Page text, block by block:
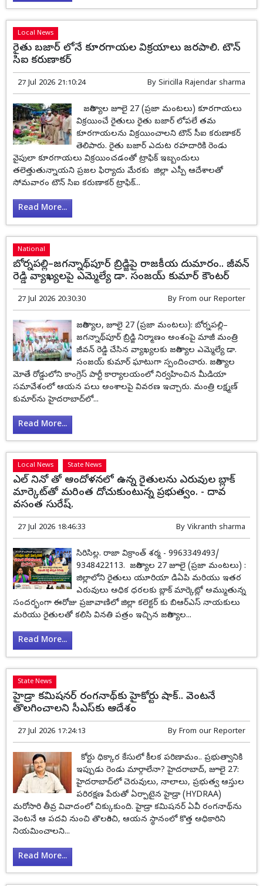
Local News
రైతు బజార్ లోనే కూరగాయల విక్రయాలు జరపాలి. టౌన్
సిఐ కరుణాకర్
27 Jul 2026 21:10:24 By Siricilla Rajendar sharma
జగిత్యాల జూలై 27 (ప్రజా మంటలు) కూరగాయలు
విక్రయించే రైతులు రైతు బజార్ లోపలే తమ
కూరగాయలను విక్రయించాలని టౌన్ సీఐ కరుణాకర్
తెలిపారు. రైతు బజార్ ఎదుట రహదారికి రెండు
వైపులా కూరగాయలు విక్రయించడంతో ట్రాఫిక్ ఇబ్బందులు
తలెత్తుతున్నాయని ప్రజల ఫిర్యాదు మేరకు జిల్లా ఎస్పీ ఆదేశాలతో
సోమవారం టౌన్ సిఐ కరుణాకర్ ట్రాఫిక్...
Read More...
National
బోర్నపల్లి–జగన్నాథ్‌పూర్ బ్రిడ్జిపై రాజకీయ దుమారం.. జీవన్
రెడ్డి వ్యాఖ్యలపై ఎమ్మెల్యే డా. సంజయ్ కుమార్ కౌంటర్
27 Jul 2026 20:30:30 By From our Reporter
జగిత్యాల, జూలై 27 (ప్రజా మంటలు): బోర్నపల్లి–
జగన్నాథ్‌పూర్ బ్రిడ్జి నిర్మాణం అంశంపై మాజీ మంత్రి
జీవన్ రెడ్డి చేసిన వ్యాఖ్యలకు జగిత్యాల ఎమ్మెల్యే డా.
సంజయ్ కుమార్ ఘాటుగా స్పందించారు. జగిత్యాల
మోతే రోడ్డులోని కాంగ్రెస్ పార్టీ కార్యాలయంలో నిర్వహించిన మీడియా
సమావేశంలో ఆయన పలు అంశాలపై వివరణ ఇచ్చారు. మంత్రి లక్ష్మణ్
కుమార్‌ను హైదరాబాద్‌లో...
Read More...
Local News State News
ఎల్ నినో తో ఆందోళనలో ఉన్న రైతులను ఎరువుల బ్లాక్
మార్కెట్‌తో మరింత దోచుకుంటున్న ప్రభుత్వం. - దావ
వసంత సురేష్.
27 Jul 2026 18:46:33 By Vikranth sharma
సిరిసిల్ల. రాజా విక్రాంత్ శర్మ - 9963349493/
9348422113. జగిత్యాల 27 జూలై (ప్రజా మంటలు) :
జిల్లాలోని రైతులు యూరియా డిఏపి మరియు ఇతర
ఎరువులు అధిక ధరలకు బ్లాక్ మార్కెట్లో అమ్ముతున్న
సందర్భంగా ఈరోజు ప్రజావాణిలో జిల్లా కలెక్టర్ కు బిఆర్ఎస్ నాయకులు
మరియు రైతులతో కలిసి వినతి పత్రం ఇచ్చిన జగిత్యాల...
Read More...
State News
హైడ్రా కమిషనర్ రంగనాథ్‌కు హైకోర్టు షాక్‌.. వెంటనే
తొలగించాలని సీఎస్‌కు ఆదేశం
27 Jul 2026 17:24:13 By From our Reporter
కోర్టు ధిక్కార కేసులో కీలక పరిణామం.. ప్రభుత్వానికి
ఇప్పుడు రెండు మార్గాలేనా? హైదరాబాద్, జూలై 27:
హైదరాబాద్‌లో చెరువులు, నాలాలు, ప్రభుత్వ ఆస్తుల
పరిరక్షణ పేరుతో ఏర్పాటైన హైడ్రా (HYDRAA)
మరోసారి తీవ్ర వివాదంలో చిక్కుకుంది. హైడ్రా కమిషనర్ ఏవీ రంగనాథ్‌ను
వెంటనే ఆ పదవి నుంచి తొలగించి, ఆయన స్థానంలో కొత్త అధికారిని
నియమించాలని...
Read More...